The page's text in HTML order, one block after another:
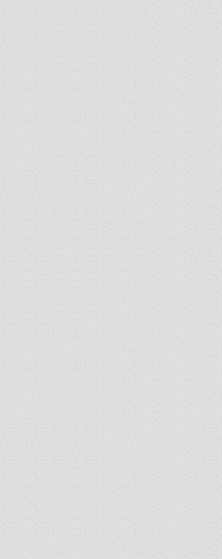
SZERZETESRENDEK
IN MEMORIAM
PLÉBÁNIÁK
ÉSZAKI ESPERESSÉG
KÖZPONTI ESPERESSÉG
DÉLI ESPERESSÉG
ARCHÍVUM
ARCHÍV ÉLETKÉPEK
SZINÓDUS
ORGANIGRAMMA
PÜSPÖKI DEKRÉTUM
ZSINATI IMA
ZSINAT MOTTÓJA, LOGÓJA
ZSINATI IRODA
KOORDINÁLÓ BIZOTTSÁG
ZSINATI TAGOK
MUNKADOKUMENTUMOK
ZSINATI HÍREK-ÚJSÁG
PASZTORÁLSZOCIOLÓGIAI FELMÉRÉS
KISKORÚAK VÉDELME
„GYERMEKVÉDELMI” KIHÍVÁSOK KÁNONJOGI
MEGKÖZELÍTÉSBEN